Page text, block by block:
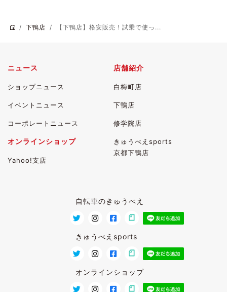
下鴨店 【下鴨店】格安販売！試乗で使っ...
ニュース
ショップニュース
イベントニュース
コーポレートニュース
店舗紹介
白梅町店
下鴨店
修学院店
きゅうべえsports
京都下鴨店
オンラインショップ
Yahoo!支店
自転車のきゅうべえ
きゅうべえsports
オンラインショップ